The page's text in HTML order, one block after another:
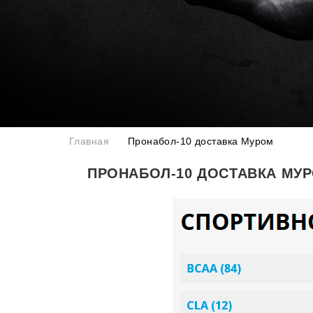
Главная Пронабол-10 доставка Муром
ПРОНАБОЛ-10 ДОСТАВКА